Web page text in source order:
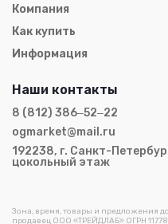
Компания
Как купить
Информация
Зона, время, товары и предложения
продавец ООО «ТРЕЙДЛАБ» ОГРН
Наши контакты
8 (812) 386‒52‒22
ogmarket@mail.ru
192238, г. Санкт-
цокольный этаж